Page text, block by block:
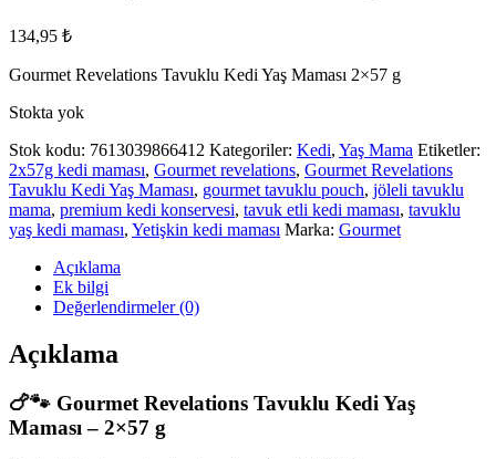
134,95 ₺
Gourmet Revelations Tavuklu Kedi Yaş Maması 2×57 g
Stokta yok
Stok kodu: 7613039866412 Kategoriler: Kedi, Yaş Mama Etiketler:
2x57g kedi maması, Gourmet revelations, Gourmet Revelations
Tavuklu Kedi Yaş Maması, gourmet tavuklu pouch, jöleli tavuklu
mama, premium kedi konservesi, tavuk etli kedi maması, tavuklu
yaş kedi maması, Yetişkin kedi maması Marka: Gourmet
Açıklama
Ek bilgi
Değerlendirmeler (0)
Açıklama
🍗🐾 Gourmet Revelations Tavuklu Kedi Yaş
Maması – 2×57 g